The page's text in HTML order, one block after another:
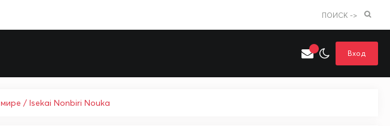
ПОИСК ->
Вход
/ Isekai Nonbiri Nouka